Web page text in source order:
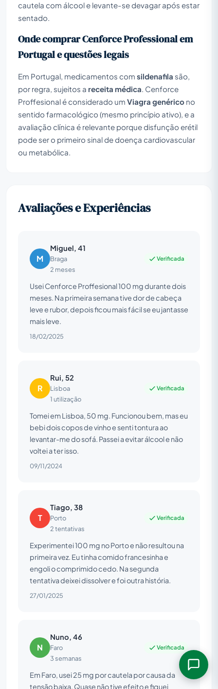
cautela com álcool e levante-se devagar após estar
sentado.
Onde comprar Cenforce Professional em
Portugal e questões legais
Em Portugal, medicamentos com sildenafila são,
por regra, sujeitos a receita médica. Cenforce
Proffesional é considerado um Viagra genérico no
sentido farmacológico (mesmo princípio ativo), e a
avaliação clínica é relevante porque disfunção erétil
pode ser o primeiro sinal de doença cardiovascular
ou metabólica.
Avaliações e Experiências
M
Miguel, 41
Braga
2 meses
Verificada
Usei Cenforce Proffesional 100 mg durante dois
meses. Na primeira semana tive dor de cabeça
leve e rubor, depois ficou mais fácil se eu jantasse
mais leve.
18/02/2025
R
Rui, 52
Lisboa
1 utilização
Verificada
Tomei em Lisboa, 50 mg. Funcionou bem, mas eu
bebi dois copos de vinho e senti tontura ao
levantar-me do sofá. Passei a evitar álcool e não
voltei a ter isso.
09/11/2024
T
Tiago, 38
Porto
2 tentativas
Verificada
Experimentei 100 mg no Porto e não resultou na
primeira vez. Eu tinha comido francesinha e
engoli o comprimido cedo. Na segunda
tentativa deixei dissolver e foi outra história.
27/01/2025
N
Nuno, 46
Faro
3 semanas
Verificada
Em Faro, usei 25 mg por cautela por causa da
tensão baixa. Quase não tive efeito e fiquei